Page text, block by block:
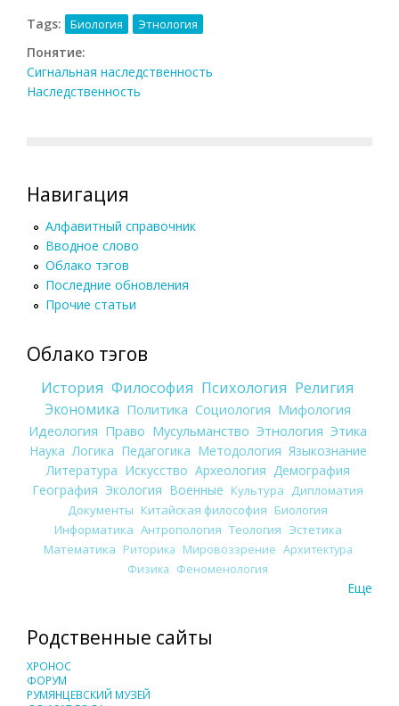
Tags: Биология Этнология
Понятие:
Сигнальная наследственность
Наследственность
Навигация
Алфавитный справочник
Вводное слово
Облако тэгов
Последние обновления
Прочие статьи
Облако тэгов
История Философия Психология Религия
Экономика Политика Социология Мифология
Идеология Право Мусульманство Этнология Этика
Наука Логика Педагогика Методология Языкознание
Литература Искусство Археология Демография
География Экология Военные Культура
Дипломатия
Документы Китайская философия Биология
Информатика Антропология Теология Эстетика
Математика Риторика Мировоззрение Архитектура
Физика Феноменология
Еще
Родственные сайты
ХРОНОС
ФОРУМ
РУМЯНЦЕВСКИЙ МУЗЕЙ